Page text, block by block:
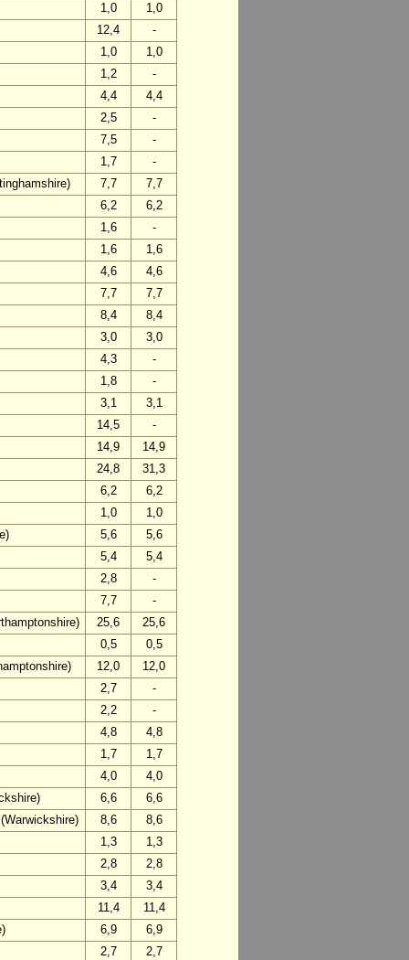
1,0
1,0
12,4
-
1,0
1,0
1,2
-
4,4
4,4
2,5
-
7,5
-
1,7
-
7,7
7,7
6,2
6,2
1,6
-
1,6
1,6
4,6
4,6
7,7
7,7
8,4
8,4
3,0
3,0
4,3
-
1,8
-
3,1
3,1
14,5
-
14,9
14,9
24,8
31,3
6,2
6,2
1,0
1,0
5,6
5,6
5,4
5,4
2,8
-
7,7
-
25,6
25,6
0,5
0,5
12,0
12,0
2,7
-
2,2
-
4,8
4,8
1,7
1,7
4,0
4,0
6,6
6,6
8,6
8,6
1,3
1,3
2,8
2,8
3,4
3,4
11,4
11,4
6,9
6,9
2,7
2,7